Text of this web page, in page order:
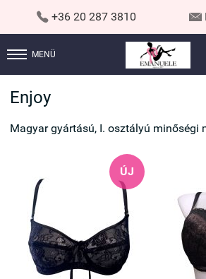
 +36 20 287 3810 
MENÜ
Enjoy
Magyar gyártású, I. osztályú minőségi
ÚJ